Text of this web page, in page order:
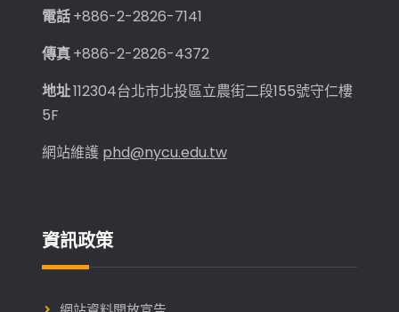
電話+886-2-2826-7141
傳真+886-2-2826-4372
地址112304台北市北投區立農街二段155號守仁樓
5F
網站維護 phd@nycu.edu.tw
資訊政策